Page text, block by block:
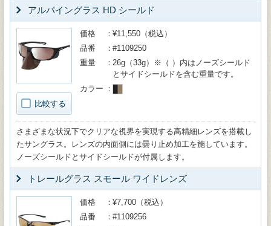
アルパイングラス HD シールド
比較する
価格
¥11,550（税込）
品番
#1109250
重量
26g（33g）※（ ）内はノーズシールド
とサイドシールドを含む重量です。
カラー
さまざまな状況下でクリアな視界を実現する高精細レンズを搭載し
たサングラス。レンズの内面側には曇り止め加工を施しています。
ノーズシールドとサイドシールドが付属します。
トレールグラス スモール ワイドレンズ
価格
¥7,700（税込）
品番
#1109256